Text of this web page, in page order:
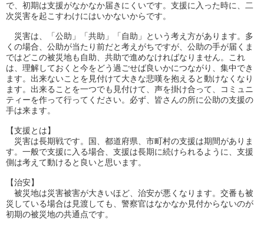
で、 初期は支援がなかなか届きにくいです。支援に入った時に、
二
次災害を起こすわけにはいかないからです。
災害は、「公助」「共助」「自助」という考え方があります。 多
くの場合、公助が当たり前だと考えがちですが、 公助の手が届くま
ではどこの被災地も自助、 共助で進めなければなりません。これ
は、 理解しておくと今をどう過ごせば良いかにつながり、 集中でき
ます。 出来ないことを見付けて大きな悲嘆を抱えると動けなくなり
ます。 出来ることを一つでも見付けて、声を掛け合って、コミュニ
ティーを作って行ってください。必ず、 皆さんの所に公助の支援の
手は来ます。
【支援とは】
災害は長期戦です。国、都道府県、 市町村の支援は期間がありま
す。一般で支援に入る場合、 支援は長期に続けられるように、 支援
側は考えて動けると良いと思います。
【治安】
被災地は災害被害が大きいほど、治安が悪くなります。 交番も被
災している場合は見渡しても、 警察官はなかなか見付からないのが
初期の被災地の共通点です。